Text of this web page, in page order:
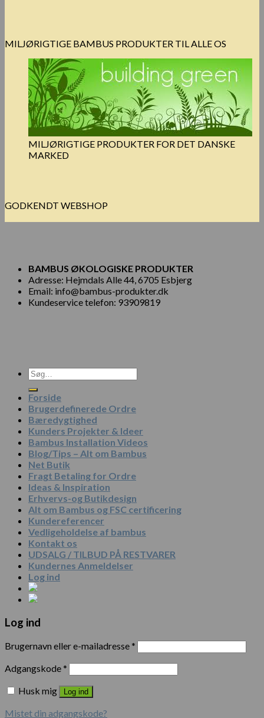
MILJØRIGTIGE BAMBUS PRODUKTER TIL ALLE OS
MILJØRIGTIGE PRODUKTER FOR DET DANSKE
MARKED
GODKENDT WEBSHOP
BAMBUS ØKOLOGISKE PRODUKTER
Adresse: Hejmdals Alle 44, 6705 Esbjerg
Email: info@bambus-produkter.dk
Kundeservice telefon: 93909819
Søg
efter:
Forside
Brugerdefinerede Ordre
Bæredygtighed
Kunders Projekter & Ideer
Bambus Installation Videos
Blog/Tips – Alt om Bambus
Net Butik
Fragt Betaling for Ordre
Ideas & Inspiration
Erhvervs-og Butikdesign
Alt om Bambus og FSC certificering
Kundereferencer
Vedligeholdelse af bambus
Kontakt os
UDSALG / TILBUD PÅ RESTVARER
Kundernes Anmeldelser
Log ind
Log ind
Brugernavn eller e-mailadresse*
Adgangskode*
Husk mig
Log ind
Mistet din adgangskode?